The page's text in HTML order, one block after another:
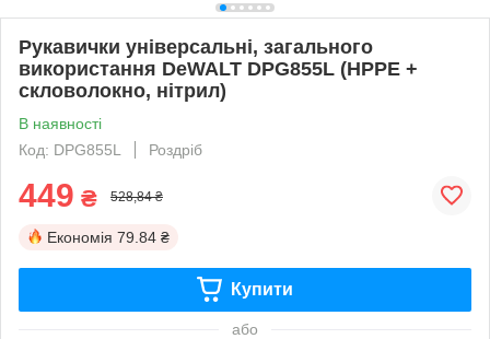
Рукавички універсальні, загального
використання DeWALT DPG855L (HPPE +
скловолокно, нітрил)
В наявності
Код: DPG855L
Роздріб
449 ₴ 528,84 ₴
Економія 79.84 ₴
Купити
або